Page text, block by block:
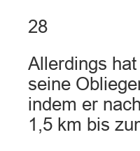
28
Allerdings
seine
indem er
1,5 km bis